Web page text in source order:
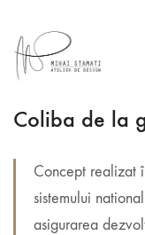
Coliba de la
Concept realizat
sistemului
asigurarea